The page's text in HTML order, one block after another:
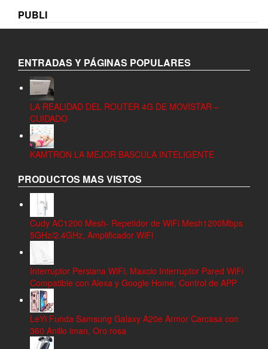
PUBLI
ENTRADAS Y PÁGINAS POPULARES
LA REALIDAD DEL ROUTER 4G DE MOVISTAR –
CUIDADO
KAMTRON LA MEJOR BASCULA INTELIGENTE
PRODUCTOS MAS VISTOS
Cudy AC1200 Mesh- Repetidor de WiFi Mesh1200Mbps
5GHz/2.4GHz, Amplificador WiFi
Interruptor Persiana WiFi, Maxcio Interruptor Pared WiFi
Compatible con Alexa y Google Home, Control de APP
LeYi Funda Samsung Galaxy A20e Armor Carcasa con
360 Anillo iman, Oro rosa